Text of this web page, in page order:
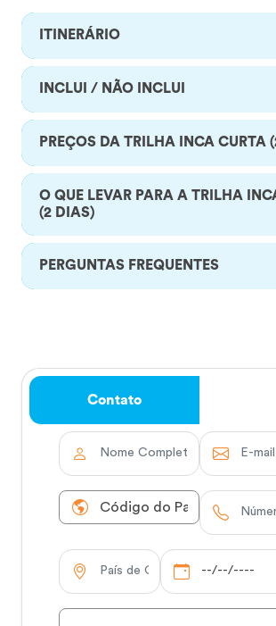
ITINERÁRIO
INCLUI / NÃO INCLUI
PREÇOS DA TRILHA INCA CURTA
O QUE LEVAR PARA A TRILHA
(2 DIAS)
PERGUNTAS FREQUENTES
Contato